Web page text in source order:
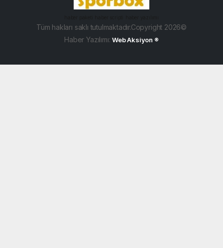
Tüm hakları saklı tutulmaktadır.Copyright 2026©
Haber Yazılımı:Web Aksiyon ®